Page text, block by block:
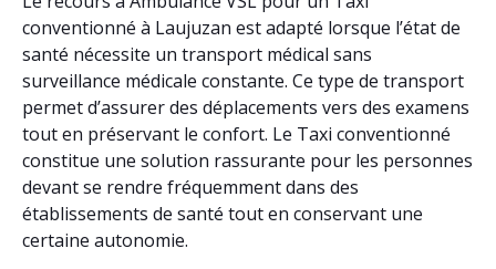
conventionné à Laujuzan est adapté lorsque l’état de
santé nécessite un transport médical sans
surveillance médicale constante. Ce type de transport
permet d’assurer des déplacements vers des examens
tout en préservant le confort. Le Taxi conventionné
constitue une solution rassurante pour les personnes
devant se rendre fréquemment dans des
établissements de santé tout en conservant une
certaine autonomie.